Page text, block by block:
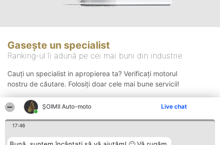
ȘOIMII Auto-moto Live chat
17:46
Gasește un specialist
Ranking-ul îi adună pe cei mai buni din industrie
Cauți un specialist in apropierea ta? Verificați motorul
nostru de căutare. Folosiți doar cele mai bune servicii!